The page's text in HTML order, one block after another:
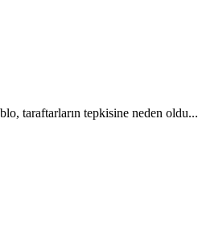
taraftarların tepkisine neden oldu...